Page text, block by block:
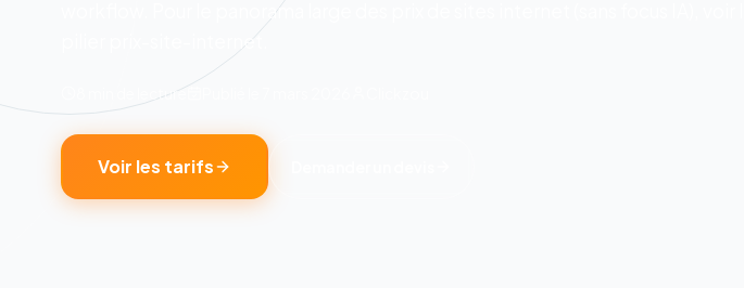
workflow. Pour le panorama large des prix de sites internet (sans focus IA), voir le
pilier prix-site-internet.
de lecture
Voir les tarifs